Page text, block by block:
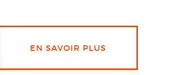
EN SAVOIR PLUS